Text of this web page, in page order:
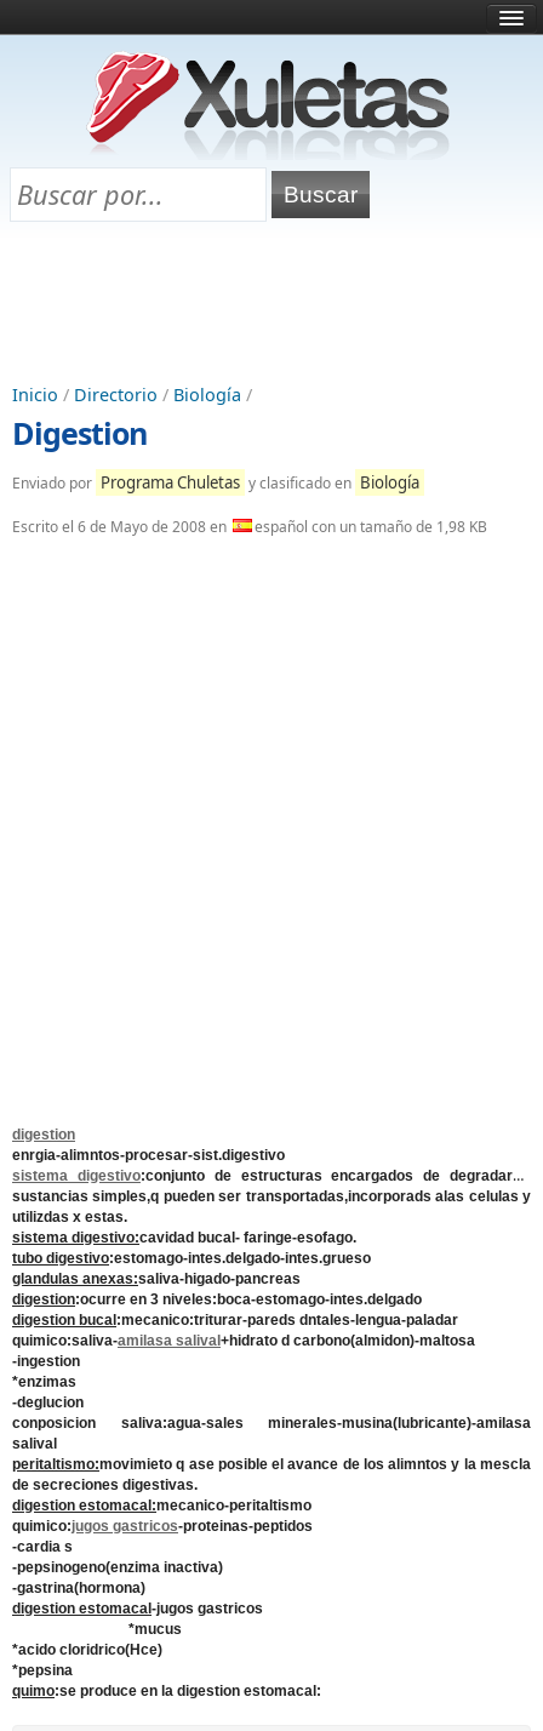
¿Qué es esto?
Directorio
Chuletas para exámenes
Inicio / Directorio / Biología /
Digestion
Enviado por Programa Chuletas y clasificado en Biología
Escrito el 6 de Mayo de 2008en español con un tamaño de 1,98 KB
digestion
enrgia-alimntos-procesar-sist.digestivo
sistema digestivo:conjunto de estructuras encargados de degradar a
sustancias simples,q pueden ser transportadas,incorporads alas celulas y
utilizdas x estas.
sistema digestivo:cavidad bucal- faringe-esofago.
tubo digestivo:estomago-intes.delgado-intes.grueso
glandulas anexas:saliva-higado-pancreas
digestion:ocurre en 3 niveles:boca-estomago-intes.delgado
digestion bucal :mecanico:triturar-pareds dntales-lengua-paladar
quimico:saliva-amilasa salival +hidrato d carbono(almidon)-maltosa
-ingestion
*enzimas
-deglucion
conposicion saliva:agua-sales minerales-musina(lubricante)-amilasa
salival
peritaltismo:movimieto q ase posible el avance de los alimntos y la mescla
de secreciones digestivas.
digestion estomacal:mecanico-peritaltismo
quimico:jugos gastricos-proteinas-peptidos
-cardia s
-pepsinogeno(enzima inactiva)
-gastrina(hormona)
digestion estomacal -jugos gastricos
*mucus
*acido cloridrico(Hce)
*pepsina
quimo:se produce en la digestion estomacal: